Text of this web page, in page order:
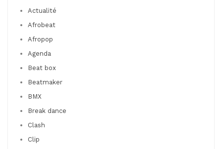
Actualité
Afrobeat
Afropop
Agenda
Beat box
Beatmaker
BMX
Break dance
Clash
Clip